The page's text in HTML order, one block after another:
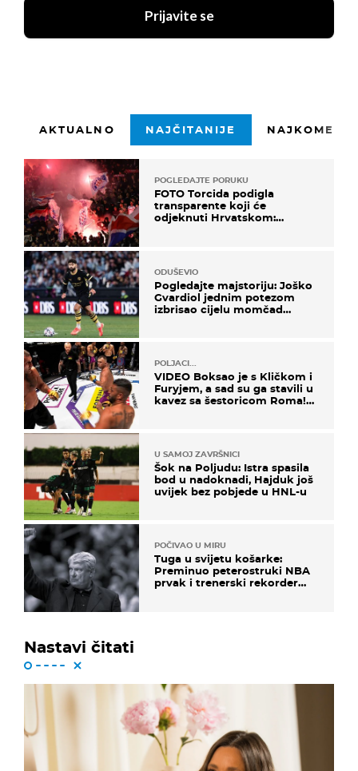
Prijavite se
AKTUALNO NAJČITANIJE
POGLEDAJTE PORUKU
FOTO Torcida podigla
transparente koji će
odjeknuti Hrvatskom:
ODUŠEVIO
Pogledajte majstoriju: Joško
Gvardiol jednim potezom
izbrisao cijelu momčad
POLJACI...
VIDEO Boksao je s Kličkom i
Furyjem, a sad su ga stavili u
kavez sa šestoricom Roma!
U SAMOJ ZAVRŠNICI
Šok na Poljudu: Istra spasila
bod u nadoknadi, Hajduk još
uvijek bez pobjede u HNL-u
POČIVAO U MIRU
Tuga u svijetu košarke:
Preminuo peterostruki NBA
prvak i trenerski rekorder
Nastavi čitati